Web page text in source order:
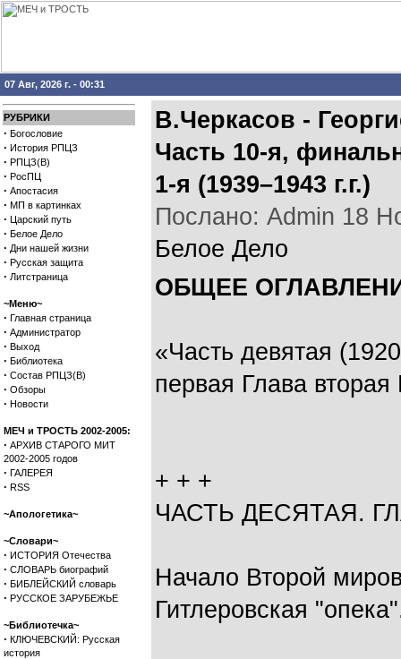
07 Авг, 2026 г. - 00:31
РУБРИКИ
· Богословие
· История РПЦЗ
· РПЦЗ(В)
· РосПЦ
· Апостасия
· МП в картинках
· Царский путь
· Белое Дело
· Дни нашей жизни
· Русская защита
· Литстраница
~Меню~
· Главная страница
· Администратор
· Выход
· Библиотека
· Состав РПЦЗ(В)
· Обзоры
· Новости
МЕЧ и ТРОСТЬ 2002-2005:
· АРХИВ СТАРОГО МИТ
2002-2005 годов
· ГАЛЕРЕЯ
· RSS
~Апологетика~
~Словари~
· ИСТОРИЯ Отечества
· СЛОВАРЬ биографий
· БИБЛЕЙСКИЙ словарь
· РУССКОЕ ЗАРУБЕЖЬЕ
~Библиотечка~
· КЛЮЧЕВСКИЙ: Русская
история
В.Черкасов -
Часть 10-я,
1-я (1939–1943 г.г.)
Послано: Admin 18
Белое Дело
ОБЩЕЕ
«Часть девятая
первая Глава вторая
+ + +
ЧАСТЬ ДЕСЯТАЯ.
Начало Второй
Гитлеровская